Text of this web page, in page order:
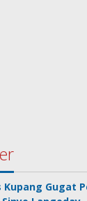
Kupang Gugat